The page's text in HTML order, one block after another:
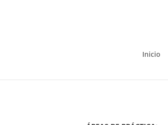
Inicio